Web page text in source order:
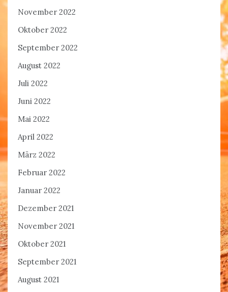
November 2022
Oktober 2022
September 2022
August 2022
Juli 2022
Juni 2022
Mai 2022
April 2022
März 2022
Februar 2022
Januar 2022
Dezember 2021
November 2021
Oktober 2021
September 2021
August 2021